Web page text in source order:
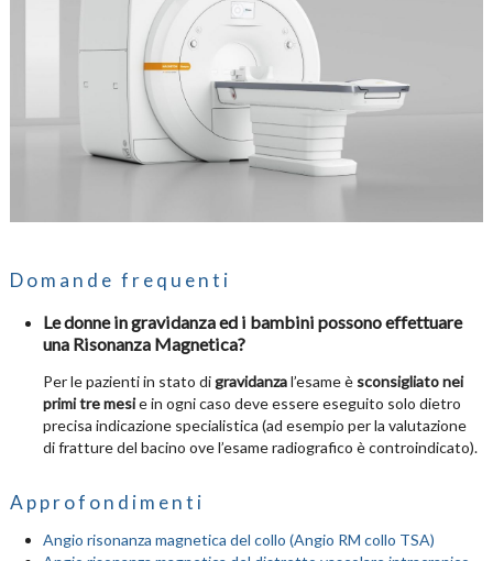
Domande frequenti
Le donne in gravidanza ed i bambini possono effettuare
una Risonanza Magnetica?
Per le pazienti in stato digravidanzal’esame è sconsigliato nei
primi tre mesie in ogni caso deve essere eseguito solo dietro
precisa indicazione specialistica (ad esempio per la valutazione
di fratture del bacino ove l’esame radiografico è controindicato).
Approfondimenti
Angio risonanza magnetica del collo (Angio RM collo TSA)